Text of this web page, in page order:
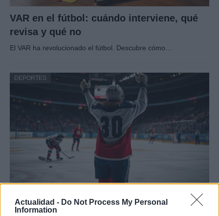
Actualidad - Do Not Process My Personal
Information
VAR en el fútbol: cuándo interviene, qué
revisa y qué no
El VAR ha revolucionado el fútbol. Descubre cómo…
DEPORTES
Hockey femenino: Estados Unidos gana el
oro en Milan-Cortina 2026 ante Canadá